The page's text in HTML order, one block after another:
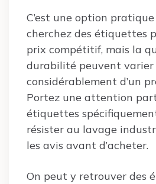
C’est une option pratique
cherchez des étiquettes
prix compétitif, mais la
durabilité peuvent varier
considérablement d’un
Portez une attention
étiquettes
résister au lavage
les avis avant d’acheter.
On peut y retrouver des